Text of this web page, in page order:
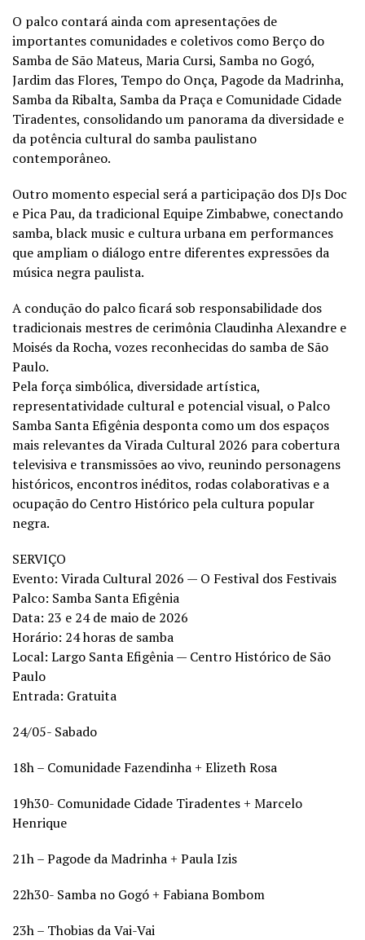
O palco contará ainda com apresentações de
importantes comunidades e coletivos como Berço do
Samba de São Mateus, Maria Cursi, Samba no Gogó,
Jardim das Flores, Tempo do Onça, Pagode da Madrinha,
Samba da Ribalta, Samba da Praça e Comunidade Cidade
Tiradentes, consolidando um panorama da diversidade e
da potência cultural do samba paulistano
contemporâneo.
Outro momento especial será a participação dos DJs Doc
e Pica Pau, da tradicional Equipe Zimbabwe, conectando
samba, black music e cultura urbana em performances
que ampliam o diálogo entre diferentes expressões da
música negra paulista.
A condução do palco ficará sob responsabilidade dos
tradicionais mestres de cerimônia Claudinha Alexandre e
Moisés da Rocha, vozes reconhecidas do samba de São
Paulo.
Pela força simbólica, diversidade artística,
representatividade cultural e potencial visual, o Palco
Samba Santa Efigênia desponta como um dos espaços
mais relevantes da Virada Cultural 2026 para cobertura
televisiva e transmissões ao vivo, reunindo personagens
históricos, encontros inéditos, rodas colaborativas e a
ocupação do Centro Histórico pela cultura popular
negra.
SERVIÇO
Evento: Virada Cultural 2026 — O Festival dos Festivais
Palco: Samba Santa Efigênia
Data: 23 e 24 de maio de 2026
Horário: 24 horas de samba
Local: Largo Santa Efigênia — Centro Histórico de São
Paulo
Entrada: Gratuita
24/05- Sabado
18h – Comunidade Fazendinha + Elizeth Rosa
19h30- Comunidade Cidade Tiradentes + Marcelo
Henrique
21h – Pagode da Madrinha + Paula Izis
22h30- Samba no Gogó + Fabiana Bombom
23h – Thobias da Vai-Vai